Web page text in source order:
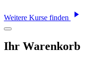
Weitere Kurse finden
Ihr Warenkorb